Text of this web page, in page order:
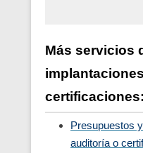
Más servicios
certificaciones:
Presupuestos
auditoría o